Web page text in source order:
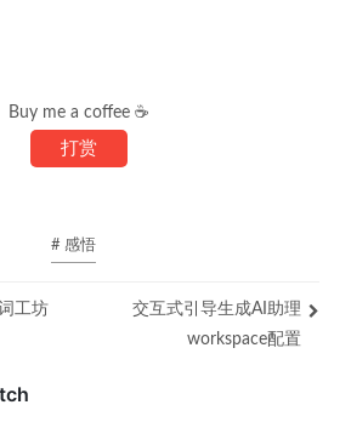
Buy me a coffee ☕
打赏
# 感悟
工坊
交互式引导生成AI助理
workspace配置